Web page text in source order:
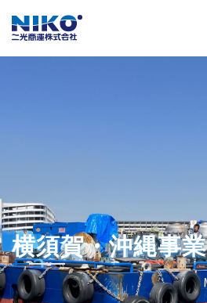
横須賀・沖縄事業